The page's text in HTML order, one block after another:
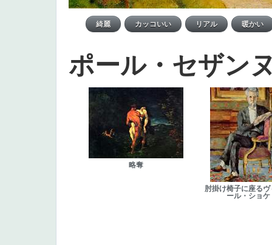
ポール・セザン
略奪
肘掛け椅子に座るヴ
ール・ショケ